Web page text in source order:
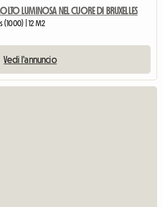
LUMINOSA NEL CUORE DI BRUXELLES
| 12 M2
Vedi l'annuncio